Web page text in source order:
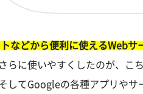
などから便利に使えるWebサ
らに使いやすくしたのが、こ
してGoogleの各種アプリやサ